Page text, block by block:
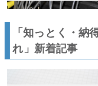
「知っとく・納
れ」新着記事